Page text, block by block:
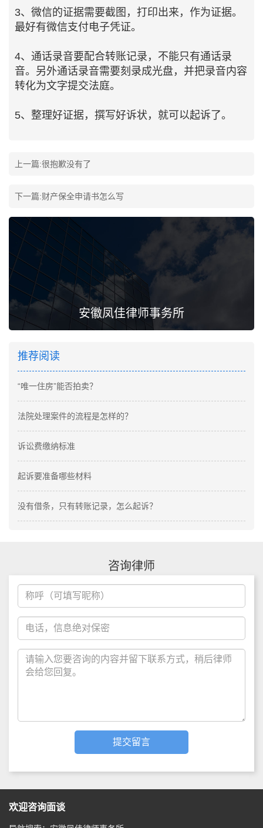
3、微信的证据需要截图，打印出来，作为证据。
最好有微信支付电子凭证。
4、通话录音要配合转账记录，不能只有通话录
音。另外通话录音需要刻录成光盘，并把录音内容
转化为文字提交法庭。
5、整理好证据，撰写好诉状，就可以起诉了。
上一篇:很抱歉没有了
下一篇:财产保全申请书怎么写
安徽凤佳律师事务所
推荐阅读
“唯一住房”能否拍卖？
法院处理案件的流程是怎样的？
诉讼费缴纳标准
起诉要准备哪些材料
没有借条，只有转账记录，怎么起诉？
咨询律师
欢迎咨询面谈